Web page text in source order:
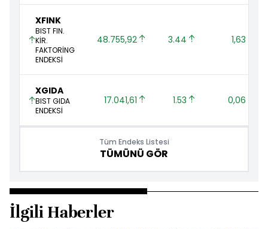
XFINK
BIST FIN.
KİR.
FAKTORİNG
ENDEKSİ
48.755,92 3.44 1,63
XGIDA
BIST GIDA
ENDEKSİ
17.041,61 1.53 0,06
Tüm Endeks Listesi
TÜMÜNÜ GÖR
İlgili Haberler